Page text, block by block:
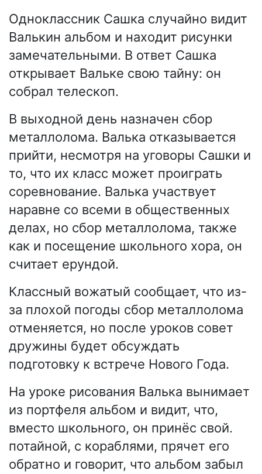
Одноклассник Сашка случайно видит
Валькин альбом и находит рисунки
замечательными. В ответ Сашка
открывает Вальке свою тайну: он
собрал телескоп.
В выходной день назначен сбор
металлолома. Валька отказывается
прийти, несмотря на уговоры Сашки и
то, что их класс может проиграть
соревнование. Валька участвует
наравне со всеми в общественных
делах, но сбор металлолома, также
как и посещение школьного хора, он
считает ерундой.
Классный вожатый сообщает, что из-
за плохой погоды сбор металлолома
отменяется, но после уроков совет
дружины будет обсуждать
подготовку к встрече Нового Года.
На уроке рисования Валька вынимает
из портфеля альбом и видит, что,
вместо школьного, он принёс свой.
потайной, с кораблями, прячет его
обратно и говорит, что альбом забыл